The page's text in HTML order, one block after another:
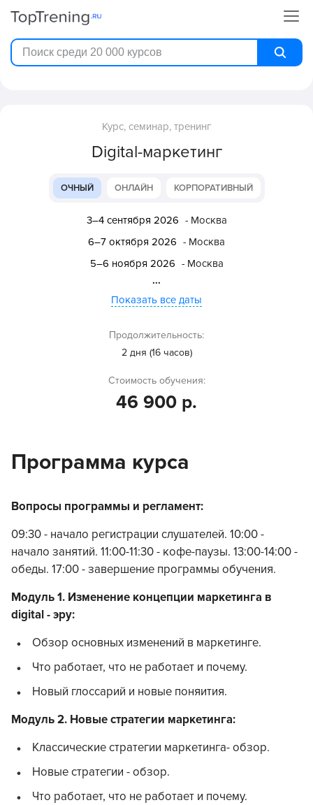
Курс, семинар, тренинг
Digital-маркетинг
ОЧНЫЙ ОНЛАЙН КОРПОРАТИВНЫЙ
3–4 сентября 2026 - Москва
6–7 октября 2026 - Москва
5–6 ноября 2026 - Москва
...
Показать все даты
Продолжительность:
2 дня (16 часов)
Стоимость обучения:
46 900 р.
Программа курса
Вопросы программы и регламент:
09:30 - начало регистрации слушателей. 10:00 -
начало занятий. 11:00-11:30 - кофе-паузы. 13:00-14:00 -
обеды. 17:00 - завершение программы обучения.
Модуль 1. Изменение концепции маркетинга в
digital - эру:
Обзор основных изменений в маркетинге.
Что работает, что не работает и почему.
Новый глоссарий и новые поняития.
Модуль 2. Новые стратегии маркетинга:
Классические стратегии маркетинга- обзор.
Новые стратегии - обзор.
Что работает, что не работает и почему.